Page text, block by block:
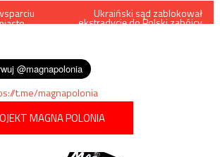
Ukraiński sąd zablokował
ekstradycję do Polski zabójcy
t.me/magnapolonia
MAGNA POLONIA